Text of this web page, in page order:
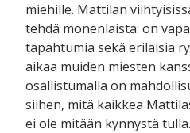
miehille. Mattilan
tehdä monenlaista: on
tapahtumia sekä erilaisia
aikaa muiden miesten
osallistumalla on
siihen, mitä kaikkea
ei ole mitään kynnystä